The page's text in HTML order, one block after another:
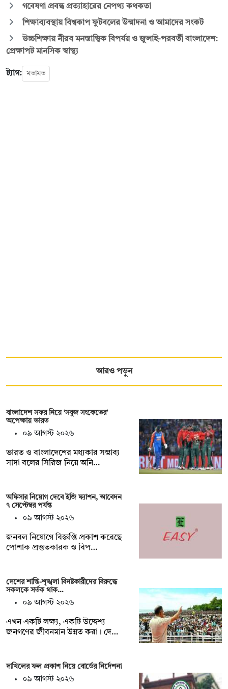
গবেষণা প্রবন্ধ প্রত্যাহারের নেপথ্য কথকতা
শিক্ষাব্যবস্থায় বিশ্বকাপ ফুটবলের উন্মাদনা ও আমাদের সংকট
উচ্চশিক্ষায় নীরব মনস্তাত্ত্বিক বিপর্যয় ও জুলাই-পরবর্তী বাংলাদেশ:
প্রেক্ষাপট মানসিক স্বাস্থ্য
ট্যাগ: মতামত
আরও পড়ুন
বাংলাদেশ সফর নিয়ে ‘সবুজ সংকেতের’
অপেক্ষায় ভারত
০৯ আগস্ট ২০২৬
ভারত ও বাংলাদেশের মধ্যকার সম্ভাব্য
সাদা বলের সিরিজ নিয়ে অনি…
অফিসার নিয়োগ দেবে ইজি ফ্যাশন, আবেদন
৭ সেপ্টেম্বর পর্যন্ত
০৯ আগস্ট ২০২৬
জনবল নিয়োগে বিজ্ঞপ্তি প্রকাশ করেছে
পোশাক প্রস্তুতকারক ও বিপ…
দেশের শান্তি-শৃঙ্খলা বিনষ্টকারীদের বিরুদ্ধে
সকলকে সর্তক থাক…
০৯ আগস্ট ২০২৬
এখন একটি লক্ষ্য, একটি উদ্দেশ্য
জনগণের জীবনমান উন্নত করা। দে…
দাখিলের ফল প্রকাশ নিয়ে বোর্ডের নির্দেশনা
০৯ আগস্ট ২০২৬